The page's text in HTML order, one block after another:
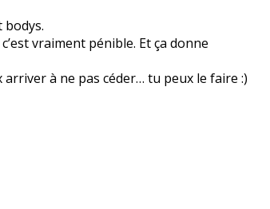
bodys.
vraiment pénible. Et ça donne
arriver à ne pas céder… tu peux le faire :)